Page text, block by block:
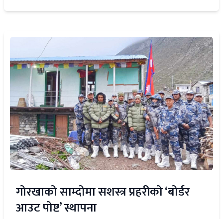
गोरखाको साम्दोमा सशस्त्र प्रहरीको ‘बोर्डर
आउट पोष्ट’ स्थापना